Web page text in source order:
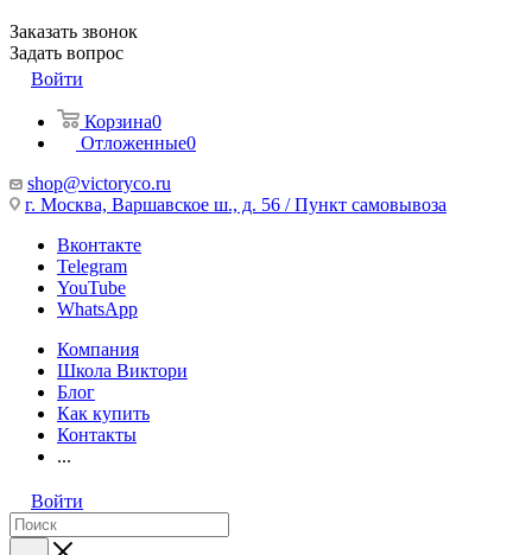
Заказать звонок
Задать вопрос
Войти
Корзина0
Отложенные0
shop@victoryco.ru
г. Москва, Варшавское ш., д. 56 / Пункт самовывоза
Вконтакте
Telegram
YouTube
WhatsApp
Компания
Школа Виктори
Блог
Как купить
Контакты
...
Войти